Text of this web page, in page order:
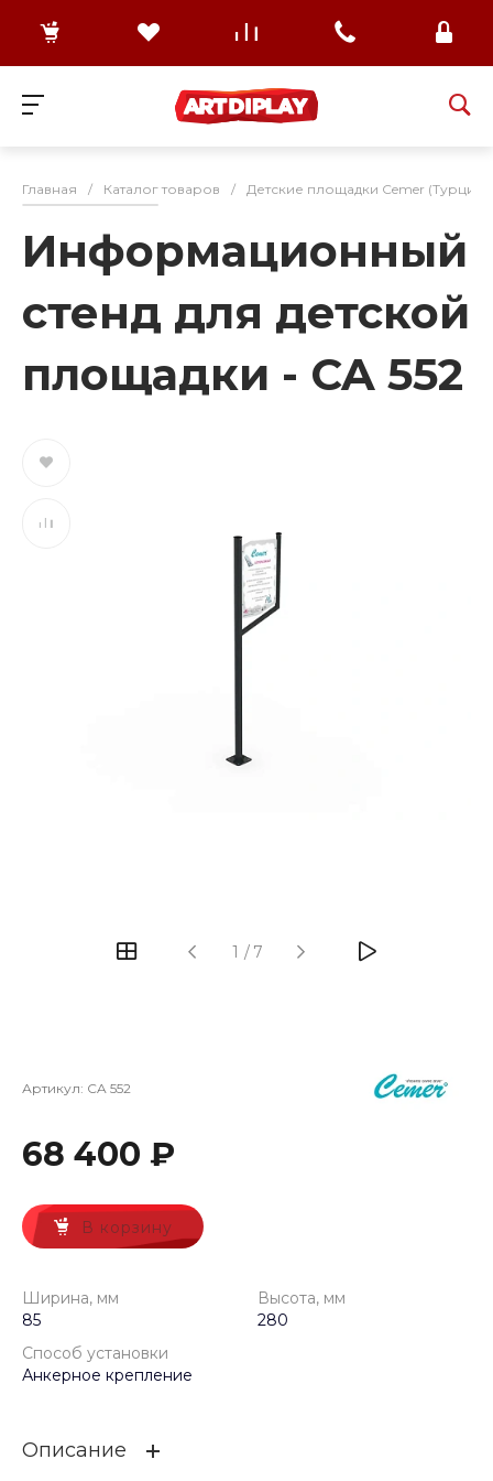
Главная / Каталог товаров / Детские площадки Cemer (Турция)
Информационный
стенд для детской
площадки - CA 552
1 / 7
Артикул: CA 552
68 400 ₽
В корзину
Ширина, мм
85
Высота, мм
280
Способ установки
Анкерное крепление
Описание